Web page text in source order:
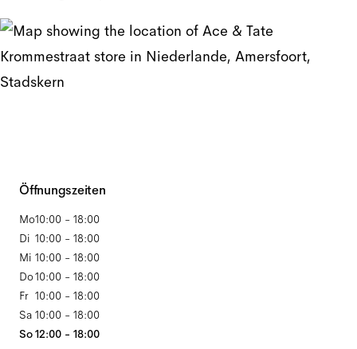
Öffnungszeiten
Mo
Di
Mi
Do
Fr
Sa
So
10:00 - 18:00
10:00 - 18:00
10:00 - 18:00
10:00 - 18:00
10:00 - 18:00
10:00 - 18:00
12:00 - 18:00